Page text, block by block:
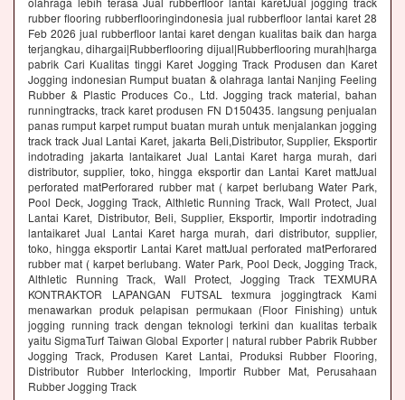
rubber flooring rubberflooringindonesia jual rubberfloor lantai karet 28
Feb 2026 jual rubberfloor lantai karet dengan kualitas baik dan harga
terjangkau, dihargai|Rubberflooring dijual|Rubberflooring murah|harga
pabrik Cari Kualitas tinggi Karet Jogging Track Produsen dan Karet
Jogging indonesian Rumput buatan & olahraga lantai Nanjing Feeling
Rubber & Plastic Produces Co., Ltd. Jogging track material, bahan
runningtracks, track karet produsen FN D150435. langsung penjualan
panas rumput karpet rumput buatan murah untuk menjalankan jogging
track track Jual Lantai Karet, jakarta Beli,Distributor, Supplier, Eksportir
indotrading jakarta lantaikaret Jual Lantai Karet harga murah, dari
distributor, supplier, toko, hingga eksportir dan Lantai Karet mattJual
perforated matPerforared rubber mat ( karpet berlubang Water Park,
Pool Deck, Jogging Track, Althletic Running Track, Wall Protect, Jual
Lantai Karet, Distributor, Beli, Supplier, Eksportir, Importir indotrading
lantaikaret Jual Lantai Karet harga murah, dari distributor, supplier,
toko, hingga eksportir Lantai Karet mattJual perforated matPerforared
rubber mat ( karpet berlubang. Water Park, Pool Deck, Jogging Track,
Althletic Running Track, Wall Protect, Jogging Track TEXMURA
KONTRAKTOR LAPANGAN FUTSAL texmura joggingtrack Kami
menawarkan produk pelapisan permukaan (Floor Finishing) untuk
jogging running track dengan teknologi terkini dan kualitas terbaik
yaitu SigmaTurf Taiwan Global Exporter | natural rubber Pabrik Rubber
Jogging Track, Produsen Karet Lantai, Produksi Rubber Flooring,
Distributor Rubber Interlocking, Importir Rubber Mat, Perusahaan
Rubber Jogging Track